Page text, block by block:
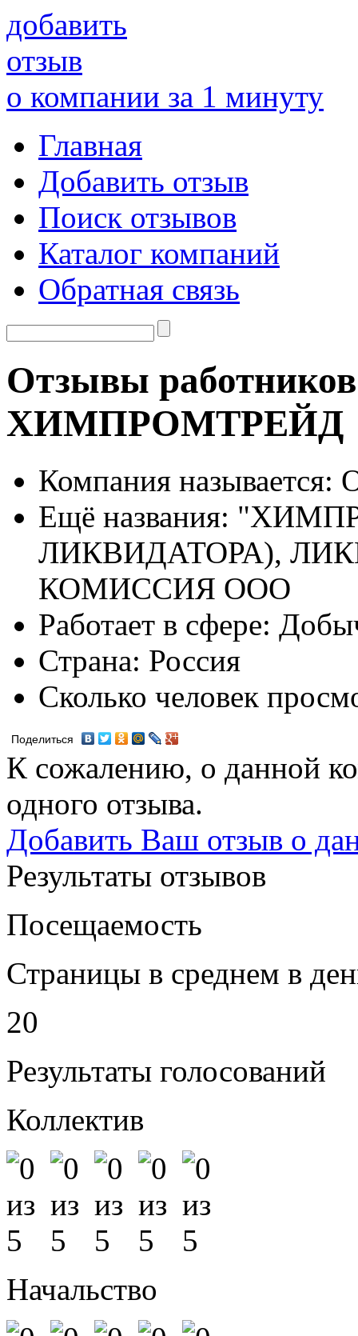
добавить
отзыв
о компании за 1 минуту
Главная
Добавить отзыв
Поиск отзывов
Каталог компаний
Обратная связь
Отзывы
ХИМПРОМТРЕЙД
Компания называется:
Ещё названия:
ЛИКВИДАТОРА),
КОМИССИЯ ООО
Работает в сфере:
Страна: Россия
Сколько человек
Поделиться
К сожалению, о данной
одного отзыва.
Добавить Ваш отзыв о
Результаты отзывов
Посещаемость
Страницы в среднем в
20
Результаты голосований
Коллектив
Начальство